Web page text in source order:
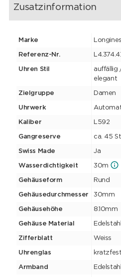
Zusatzinformation
Marke Longines
Referenz-Nr.
Uhren Stil
auffällig
elegant
Zielgruppe Damen
Uhrwerk
Kaliber L592
Gangreserve ca. 45
Swiss Made Ja
Wasserdichtigkeit 30m
Gehäuseform Rund
Gehäusedurchmesser 30mm
Gehäusehöhe 8.10mm
Gehäuse Material Edelstahl
Zifferblatt Weiss
Uhrenglas
Armband Edelstahl